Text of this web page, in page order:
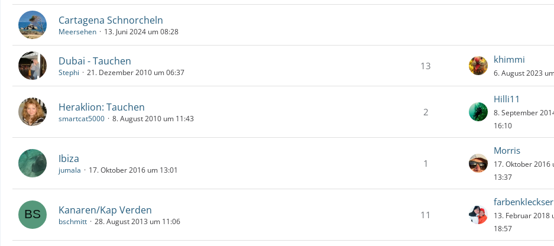
Cartagena Schnorcheln
Meersehen 13. Juni 2024 um 08:28
Dubai - Tauchen
Stephi 21. Dezember 2010 um 06:37
13
khimmi
6. August 2023
Heraklion: Tauchen
smartcat5000 8. August 2010 um 11:43
2
Hilli11
8. September
16:10
Ibiza
jumala 17. Oktober 2016 um 13:01
1
Morris
17. Oktober 2016
13:37
Kanaren/Kap Verden
bschmitt 28. August 2013 um 11:06
11
farbenkleckser
13. Februar 2018
18:57